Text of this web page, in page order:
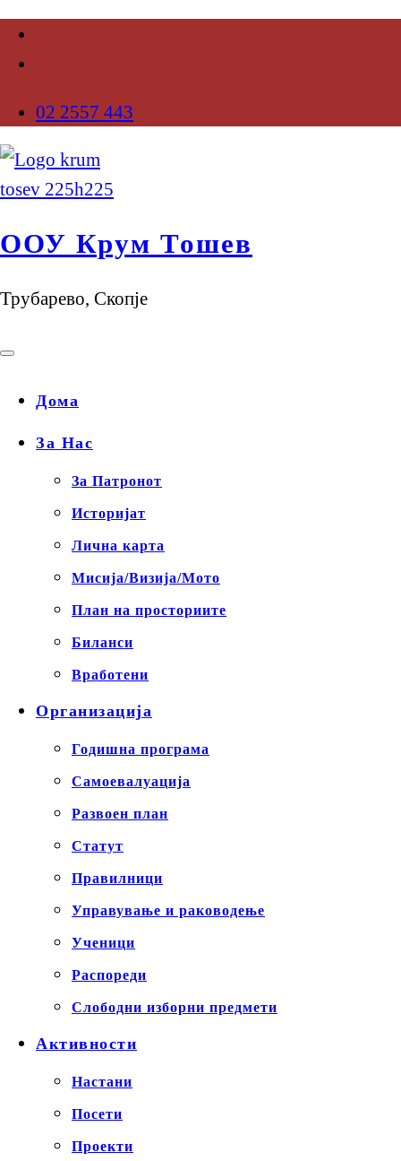
02 2557 443
ООУ Крум Тошев
Трубарево, Скопје
Дома
За Нас
За Патронот
Историјат
Лична карта
Мисија/Визија/Мото
План на просториите
Биланси
Вработени
Организација
Годишна програма
Самоевалуација
Развоен план
Статут
Правилници
Управување и раководење
Ученици
Распореди
Слободни изборни предмети
Активности
Настани
Посети
Проекти